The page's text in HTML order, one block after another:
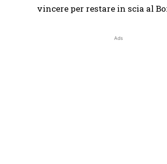
vincere per restare in scia al
Ads